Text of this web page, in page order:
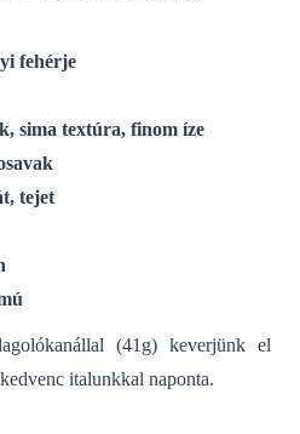
fehérje
sima textúra, finom íze
tejet
(41g) keverjünk el
italunkkal naponta.